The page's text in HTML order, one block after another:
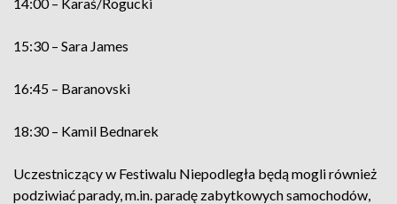
15:30 – Sara James
16:45 – Baranovski
18:30 – Kamil Bednarek
Uczestniczący w Festiwalu Niepodległa będą mogli również
podziwiać parady, m.in. paradę zabytkowych samochodów,